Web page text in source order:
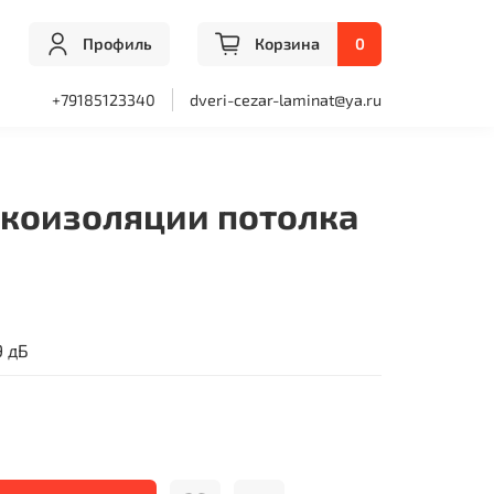
Профиль Корзина 0
+79185123340 dveri-cezar-laminat@ya.ru
потолка
дБ